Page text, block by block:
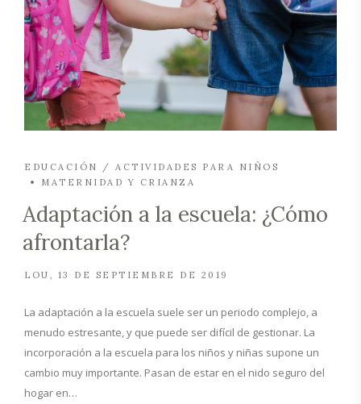
EDUCACIÓN / ACTIVIDADES PARA NIÑOS
MATERNIDAD Y CRIANZA
Adaptación a la escuela: ¿Cómo
afrontarla?
LOU 13 DE SEPTIEMBRE DE 2019
La adaptación a la escuela suele ser un periodo complejo, a
menudo estresante, y que puede ser difícil de gestionar. La
incorporación a la escuela para los niños y niñas supone un
cambio muy importante. Pasan de estar en el nido seguro del
hogar en…